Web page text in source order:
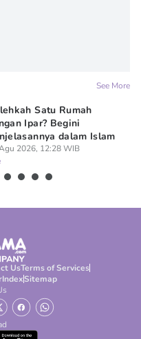
See More
Satu Rumah
Ipar? Begini
dalam Islam
2026, 12:28 WIB
UsTerms of Services
IndexSitemap